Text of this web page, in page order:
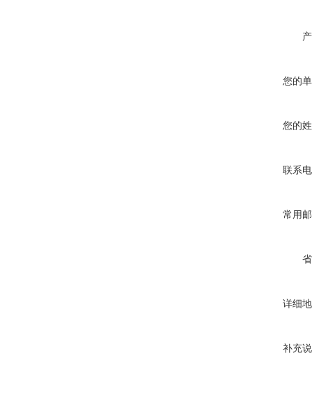
您的
您的
联系
常用
详细
补充